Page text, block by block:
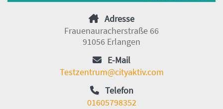
Adresse
Frauenauracherstraße 66
91056 Erlangen
E-Mail
Testzentrum@cityaktiv.com
Telefon
01605798352